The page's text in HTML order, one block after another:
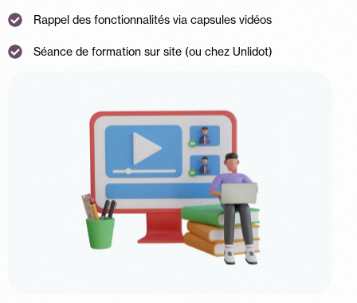
Rappel des fonctionnalités via capsules vidéos
Séance de formation sur site (ou chez Unlidot)